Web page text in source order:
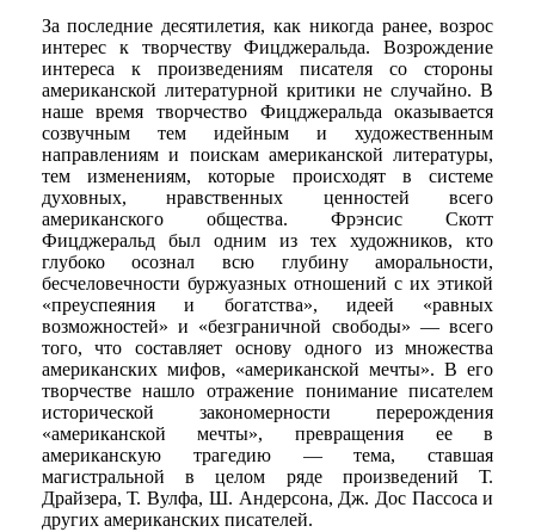
За последние десятилетия, как никогда ранее, возрос
интерес к творчеству Фицджеральда. Возрождение
интереса к произведениям писателя со стороны
американской литературной критики не случайно. В
наше время творчество Фицджеральда оказывается
созвучным тем идейным и художественным
направлениям и поискам американской литературы,
тем изменениям, которые происходят в системе
духовных, нравственных ценностей всего
американского общества. Фрэнсис Скотт
Фицджеральд был одним из тех художников, кто
глубоко осознал всю глубину аморальности,
бесчеловечности буржуазных отношений с их этикой
«преуспеяния и богатства», идеей «равных
возможностей» и «безграничной свободы» — всего
того, что составляет основу одного из множества
американских мифов, «американской мечты». В его
творчестве нашло отражение понимание писателем
исторической закономерности перерождения
«американской мечты», превращения ее в
американскую трагедию — тема, ставшая
магистральной в целом ряде произведений Т.
Драйзера, Т. Вулфа, Ш. Андерсона, Дж. Дос Пассоса и
других американских писателей.